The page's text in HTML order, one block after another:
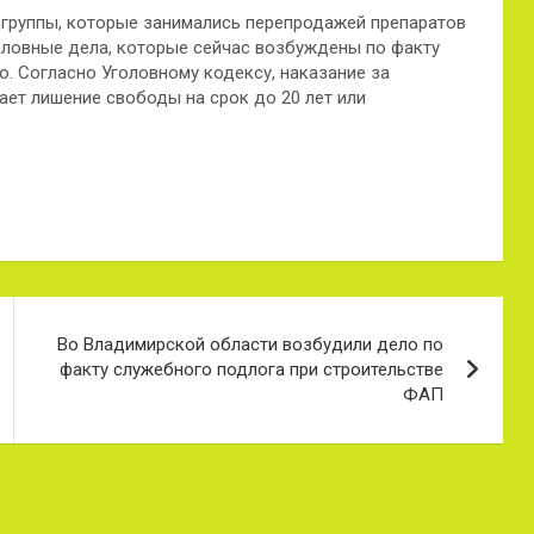
которые занимались перепродажей препаратов
дела, которые сейчас возбуждены по факту
Согласно Уголовному кодексу, наказание за
лишение свободы на срок до 20 лет или
Во Владимирской области возбудили дело по
факту служебного подлога при строительстве
ФАП